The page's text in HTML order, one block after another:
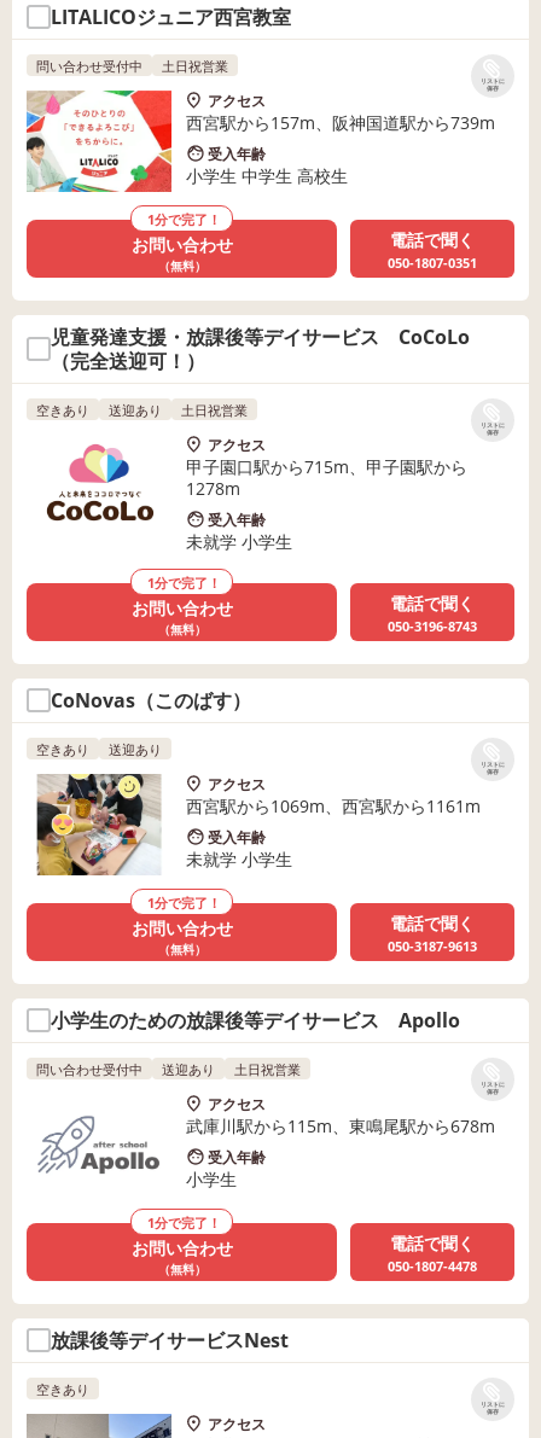
LITALICOジュニア西宮教室
リストに
保存
問い合わせ受付中 土日祝営業
アクセス
西宮駅から157m、阪神国道駅から739m
受入年齢
小学生 中学生 高校生
1分で完了！
お問い合わせ
（無料）
電話で聞く
050-1807-0351
児童発達支援・放課後等デイサービス CoCoLo
（完全送迎可！）
リストに
保存
空きあり 送迎あり 土日祝営業
アクセス
甲子園口駅から715m、甲子園駅から
1278m
受入年齢
未就学 小学生
1分で完了！
お問い合わせ
（無料）
電話で聞く
050-3196-8743
CoNovas（このばす）
リストに
保存
空きあり 送迎あり
アクセス
西宮駅から1069m、西宮駅から1161m
受入年齢
未就学 小学生
1分で完了！
お問い合わせ
（無料）
電話で聞く
050-3187-9613
小学生のための放課後等デイサービス Apollo
リストに
保存
問い合わせ受付中 送迎あり 土日祝営業
アクセス
武庫川駅から115m、東鳴尾駅から678m
受入年齢
小学生
1分で完了！
お問い合わせ
（無料）
電話で聞く
050-1807-4478
放課後等デイサービスNest
リストに
保存
空きあり
アクセス